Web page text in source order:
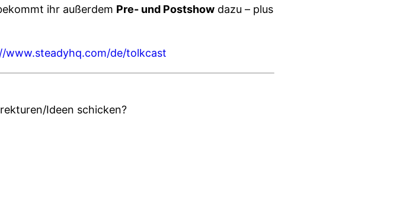
ihr außerdem Pre- und Postshow dazu – plus
www.steadyhq.com/de/tolkcast
Ideen schicken?